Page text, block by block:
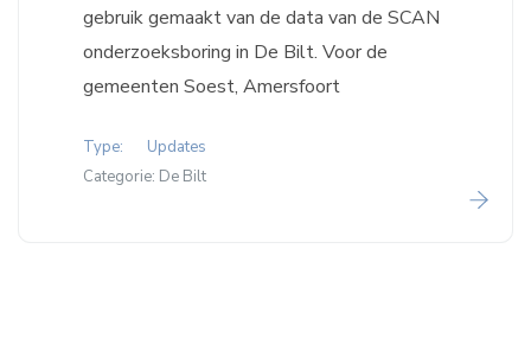
gebruik gemaakt van de data van de SCAN
onderzoeksboring in De Bilt. Voor de
gemeenten Soest, Amersfoort
Type:
Updates
Categorie: De Bilt